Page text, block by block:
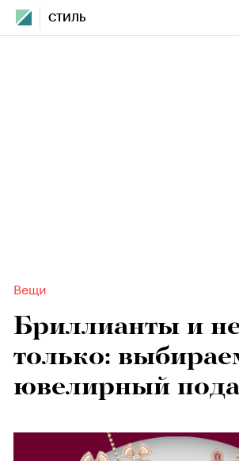
СТИЛЬ
Вещи
Бриллианты и
только:
ювелирный